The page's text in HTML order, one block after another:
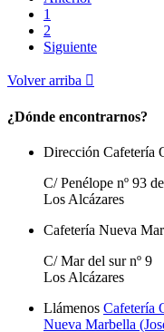
1
2
Siguiente
Volver arriba 
¿Dónde encontrarnos?
Dirección Cafetería
C/ Penélope nº 93
Los Alcázares
Cafetería Nueva
C/ Mar del sur nº 9
Los Alcázares
Llámenos Cafetería
Nueva Marbella